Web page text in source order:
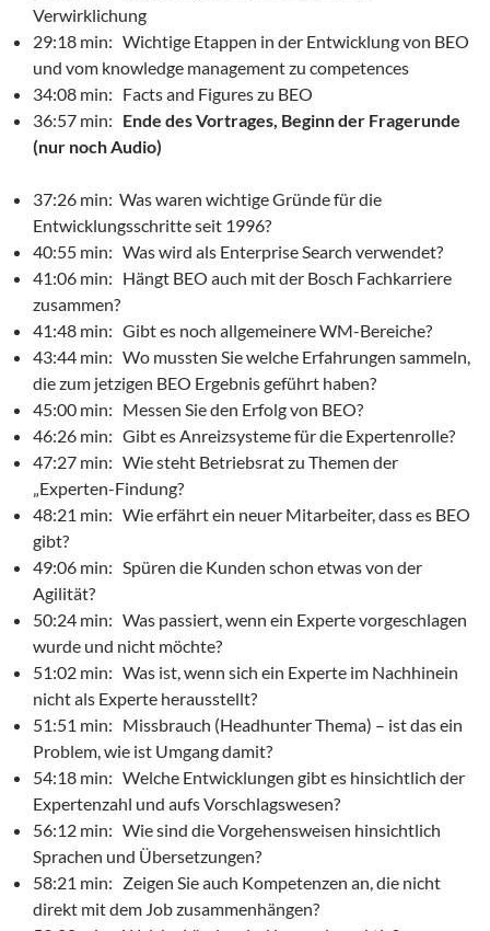
Verwirklichung
29:18 min: Wichtige Etappen in der Entwicklung von BEO
und vom knowledge management zu competences
34:08 min: Facts and Figures zu BEO
36:57 min: Ende des Vortrages, Beginn der Fragerunde
(nur noch Audio)
37:26 min: Was waren wichtige Gründe für die
Entwicklungsschritte seit 1996?
40:55 min: Was wird als Enterprise Search verwendet?
41:06 min: Hängt BEO auch mit der Bosch Fachkarriere
zusammen?
41:48 min: Gibt es noch allgemeinere WM-Bereiche?
43:44 min: Wo mussten Sie welche Erfahrungen sammeln,
die zum jetzigen BEO Ergebnis geführt haben?
45:00 min: Messen Sie den Erfolg von BEO?
46:26 min: Gibt es Anreizsysteme für die Expertenrolle?
47:27 min: Wie steht Betriebsrat zu Themen der
„Experten-Findung?
48:21 min: Wie erfährt ein neuer Mitarbeiter, dass es BEO
gibt?
49:06 min: Spüren die Kunden schon etwas von der
Agilität?
50:24 min: Was passiert, wenn ein Experte vorgeschlagen
wurde und nicht möchte?
51:02 min: Was ist, wenn sich ein Experte im Nachhinein
nicht als Experte herausstellt?
51:51 min: Missbrauch (Headhunter Thema) – ist das ein
Problem, wie ist Umgang damit?
54:18 min: Welche Entwicklungen gibt es hinsichtlich der
Expertenzahl und aufs Vorschlagswesen?
56:12 min: Wie sind die Vorgehensweisen hinsichtlich
Sprachen und Übersetzungen?
58:21 min: Zeigen Sie auch Kompetenzen an, die nicht
direkt mit dem Job zusammenhängen?